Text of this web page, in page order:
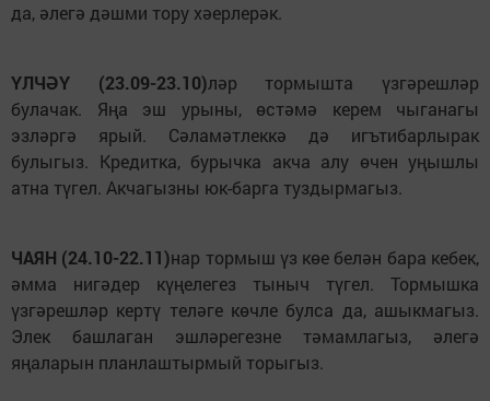
да, әлегә дәшми тору хәерлерәк.
ҮЛЧӘҮ (23.09-23.10)ләр тормышта үзгәрешләр
булачак. Яңа эш урыны, өстәмә керем чыганагы
эзләргә ярый. Сәламәтлеккә дә игътибарлырак
булыгыз. Кредитка, бурычка акча алу өчен уңышлы
атна түгел. Акчагызны юк-барга туздырмагыз.
ЧАЯН (24.10-22.11)нар тормыш үз көе белән бара кебек,
әмма нигәдер күңелегез тыныч түгел. Тормышка
үзгәрешләр кертү теләге көчле булса да, ашыкмагыз.
Элек башлаган эшләрегезне тәмамлагыз, әлегә
яңаларын планлаштырмый торыгыз.